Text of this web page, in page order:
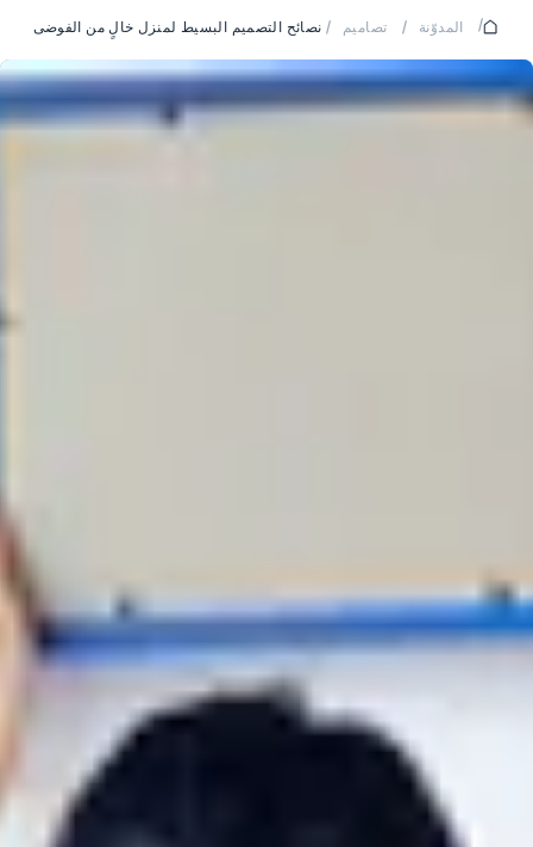
/ المدوّنة / تصاميم / نصائح التصميم البسيط لمنزل خالٍ من الفوضى